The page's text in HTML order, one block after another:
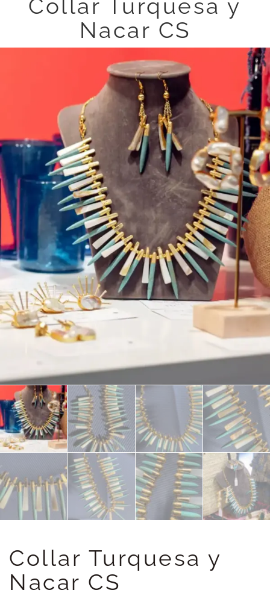
Collar Turquesa y
Nacar CS
Collar Turquesa y
Nacar CS